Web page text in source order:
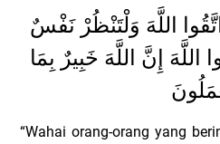
اتَّقُوا اللَّهَ وَلْتَنْظُرْ نَفْسٌ
إِنَّ اللَّهَ خَبِيرٌ بِمَا
“Wahai orang-orang yang